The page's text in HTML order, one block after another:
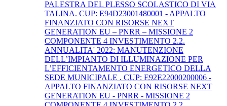
PALESTRA DEL PLESSO SCOLASTICO DI VIA
TALINA. CUP: E94D23001480001 - APPALTO
FINANZIATO CON RISORSE NEXT
GENERATION EU – PNRR – MISSIONE 2
COMPONENTE 4 INVESTIMENTO 2.2.
ANNUALITA' 2022: MANUTENZIONE
DELL’IMPIANTO DI ILLUMINAZIONE PER
L’EFFICIENTAMENTO ENERGETICO DELLA
SEDE MUNICIPALE . CUP: E92E22000200006 -
APPALTO FINANZIATO CON RISORSE NEXT
GENERATION EU - PNRR - MISSIONE 2